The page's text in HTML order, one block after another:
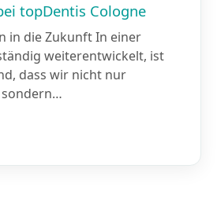
topDentis Cologne
in die Zukunft In einer
weiterentwickelt, ist
dass wir nicht nur